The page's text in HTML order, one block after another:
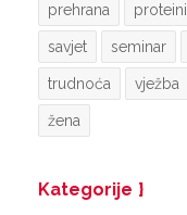
prehrana proteini
savjet seminar
trudnoća vježba
žena
Kategorije